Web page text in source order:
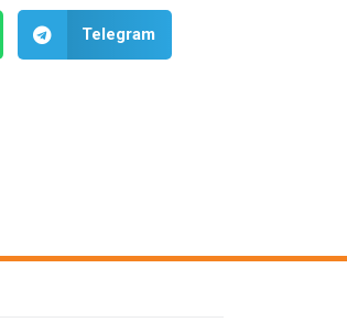
Telegram